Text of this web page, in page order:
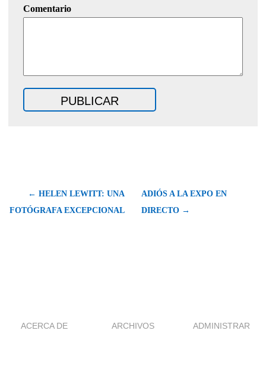
Comentario
← HELEN LEWITT: UNA
FOTÓGRAFA EXCEPCIONAL
ADIÓS A LA EXPO EN
DIRECTO →
ACERCA DE ARCHIVOS ADMINISTRAR